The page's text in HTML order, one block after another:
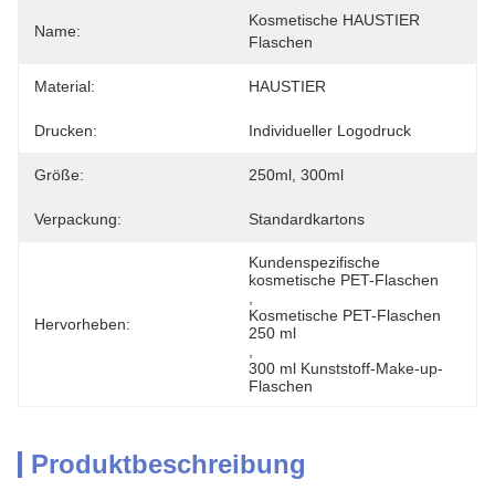
Name:
Kosmetische HAUSTIER
Flaschen
Material: HAUSTIER
Drucken: Individueller Logodruck
Größe: 250ml, 300ml
Verpackung: Standardkartons
Hervorheben:
Kundenspezifische
kosmetische PET-Flaschen
Kosmetische PET-Flaschen
250 ml
300 ml Kunststoff-Make-up-
Flaschen
Produktbeschreibung